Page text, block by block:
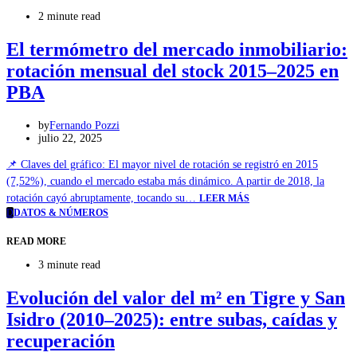
2 minute read
El termómetro del mercado inmobiliario:
rotación mensual del stock 2015–2025 en
PBA
byFernando Pozzi
julio 22, 2025
📌 Claves del gráfico: El mayor nivel de rotación se registró en 2015
(7,52%), cuando el mercado estaba más dinámico. A partir de 2018, la
rotación cayó abruptamente, tocando su… LEER MÁS
DDATOS & NÚMEROS
READ MORE
3 minute read
Evolución del valor del m² en Tigre y San
Isidro (2010–2025): entre subas, caídas y
recuperación